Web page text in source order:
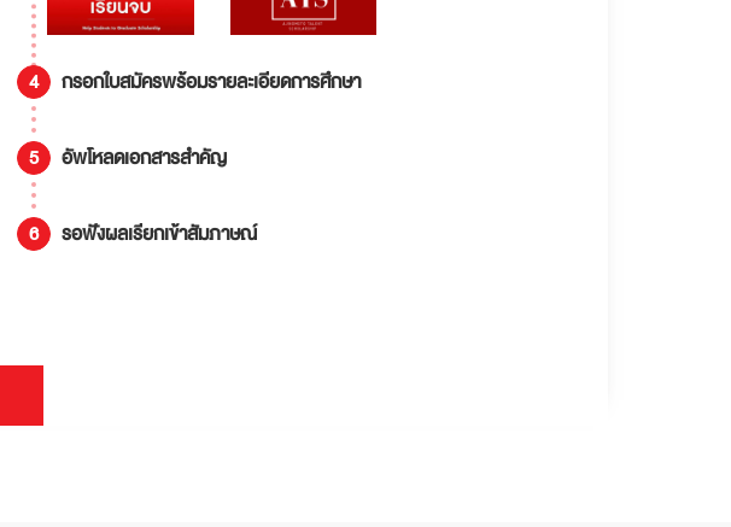
กรอกใบสมัครพร้อมรายละเอียดการศึกษา
อัพโหลดเอกสารสำคัญ
รอฟังผลเรียกเข้าสัมภาษณ์